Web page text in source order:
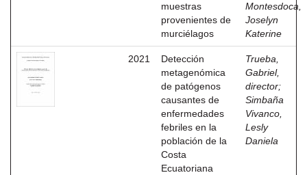
muestras
provenientes de
murciélagos
Montesdoca,
Joselyn
Katerine
2021
Detección
metagenómica
de patógenos
causantes de
enfermedades
febriles en la
población de la
Costa
Ecuatoriana
Trueba,
Gabriel,
director;
Simbaña
Vivanco,
Lesly
Daniela